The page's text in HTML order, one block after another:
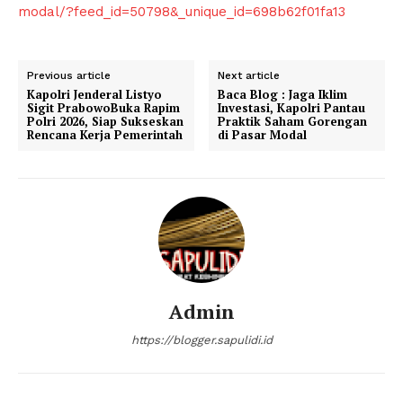
Contact us
Klinik Gigi
Klinik Gigi Surabaya
modal/?feed_id=50798&_unique_id=698b62f01fa13
Previous article
Kapolri Jenderal Listyo
Sigit PrabowoBuka Rapim
Polri 2026, Siap Sukseskan
Rencana Kerja Pemerintah
Next article
Baca Blog : Jaga Iklim
Investasi, Kapolri Pantau
Praktik Saham Gorengan
di Pasar Modal
Admin
https://blogger.sapulidi.id